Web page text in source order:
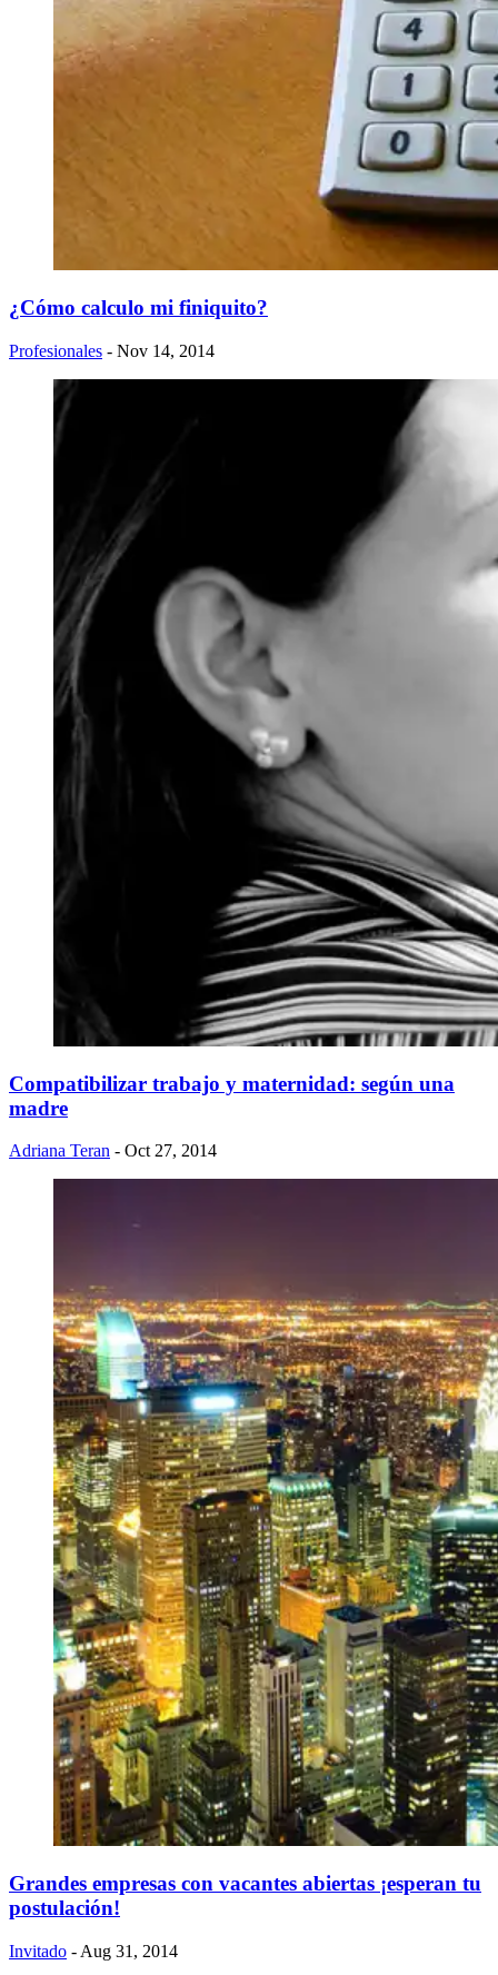
¿Cómo calculo mi finiquito?
Profesionales - Nov 14, 2014
Compatibilizar trabajo y maternidad: según una
madre
Adriana Teran - Oct 27, 2014
Grandes empresas con vacantes abiertas ¡esperan tu
postulación!
Invitado - Aug 31, 2014